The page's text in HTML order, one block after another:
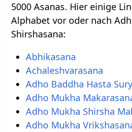
5000 Asanas. Hier einige
Alphabet vor oder nach
Shirshasana:
Abhikasana
Achaleshvarasana
Adho Baddha Hasta
Adho Mukha
Adho Mukha Shirsha
Adho Mukha